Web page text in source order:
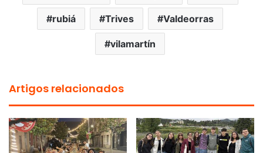
rubiá Trives Valdeorras
vilamartín
Artigos relacionados